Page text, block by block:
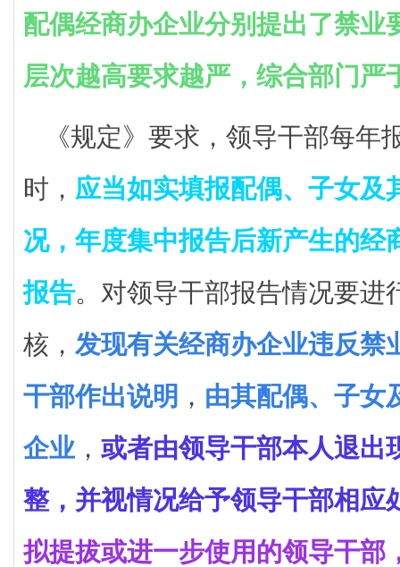
配偶经商办企业分别提出了禁业
层次越高要求越严，综合部门严
《规定》要求，领导干部每年
时， 应当如实填报配偶、子女及
况，年度集中报告后新产生的经
报告。对领导干部报告情况要进
核， 发现有关经商办企业违反禁
干部作出说明 ， 由其配偶、子女
企业 ， 或者由领导干部本人退出
整，并视情况给予领导干部相应
拟提拔或进一步使用的领导干部